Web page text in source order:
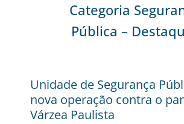
Categoria
Pública –
Unidade de Segurança
nova operação contra o
Várzea Paulista